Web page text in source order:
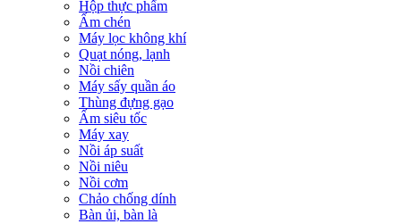
Hộp thực phẩm
Ấm chén
Máy lọc không khí
Quạt nóng, lạnh
Nồi chiên
Máy sấy quần áo
Thùng đựng gạo
Ấm siêu tốc
Máy xay
Nồi áp suất
Nồi niêu
Nồi cơm
Chảo chống dính
Bàn ủi, bàn là